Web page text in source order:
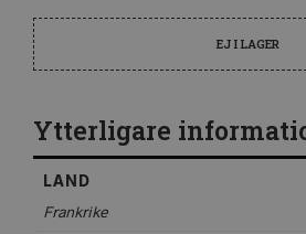
EJ I LAGER
Ytterligare
LAND
Frankrike